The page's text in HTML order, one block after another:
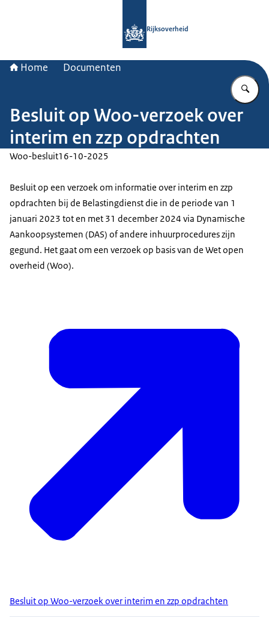
Rijksoverheid
Home Documenten
Besluit op Woo-verzoek over
interim en zzp opdrachten
Woo-besluit16-10-2025
Besluit op een verzoek om informatie over interim en zzp
opdrachten bij de Belastingdienst die in de periode van 1
januari 2023 tot en met 31 december 2024 via Dynamische
Aankoopsystemen (DAS) of andere inhuurprocedures zijn
gegund. Het gaat om een verzoek op basis van de Wet open
overheid (Woo).
Besluit op Woo-verzoek over interim en zzp opdrachten